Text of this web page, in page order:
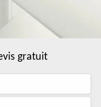
gratuit